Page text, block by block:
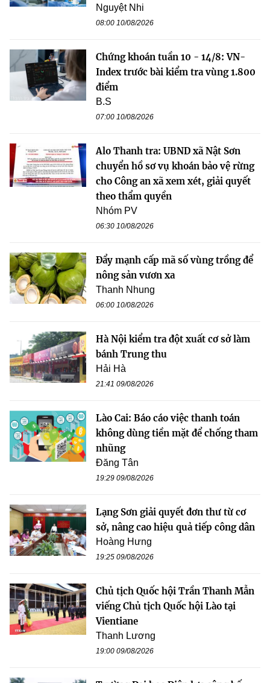
Nguyệt Nhi
08:00 10/08/2026
Chứng khoán tuần 10 - 14/8: VN-
Index trước bài kiểm tra vùng 1.800
điểm
B.S
07:00 10/08/2026
Alo Thanh tra: UBND xã Nật Sơn
chuyển hồ sơ vụ khoán bảo vệ rừng
cho Công an xã xem xét, giải quyết
theo thẩm quyền
Nhóm PV
06:30 10/08/2026
Đẩy mạnh cấp mã số vùng trồng để
nông sản vươn xa
Thanh Nhung
06:00 10/08/2026
Hà Nội kiểm tra đột xuất cơ sở làm
bánh Trung thu
Hải Hà
21:41 09/08/2026
Lào Cai: Báo cáo việc thanh toán
không dùng tiền mặt để chống tham
nhũng
Đăng Tân
19:29 09/08/2026
Lạng Sơn giải quyết đơn thư từ cơ
sở, nâng cao hiệu quả tiếp công dân
Hoàng Hưng
19:25 09/08/2026
Chủ tịch Quốc hội Trần Thanh Mẫn
viếng Chủ tịch Quốc hội Lào tại
Vientiane
Thanh Lương
19:00 09/08/2026